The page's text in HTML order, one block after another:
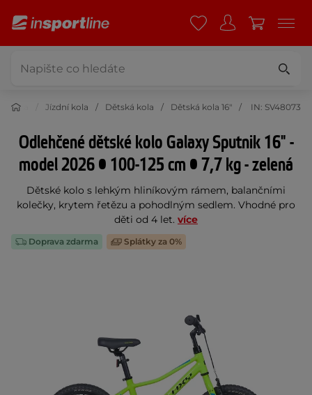
Jízdní kola Dětská kola Dětská kola 16" IN: SV48073
Odlehčené dětské kolo Galaxy Sputnik 16" -
model 2026 • 100-125 cm • 7,7 kg - zelená
Dětské kolo s lehkým hliníkovým rámem, balančními
kolečky, krytem řetězu a pohodlným sedlem. Vhodné pro
děti od 4 let. více
Doprava zdarma Splátky za 0%